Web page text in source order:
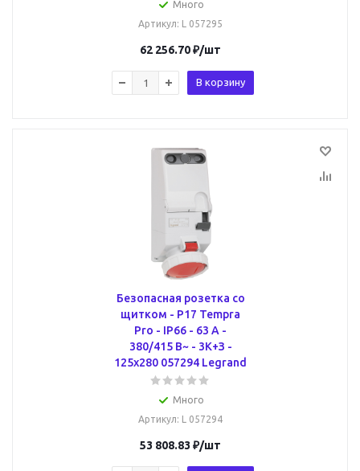
Много
Артикул: L 057295
62 256.70₽/шт
В корзину
Безопасная розетка со
щитком - P17 Tempra
Pro - IP66 - 63 A -
380/415 В~ - 3К+З -
125x280 057294 Legrand
Много
Артикул: L 057294
53 808.83 ₽/шт